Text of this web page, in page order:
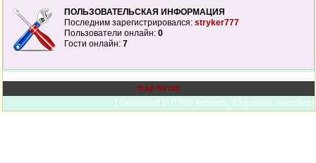
ПОЛЬЗОВАТЕЛЬСКАЯ ИНФОРМАЦИЯ
Последним зарегистрировался: stryker777
Пользователи онлайн: 0
Гости онлайн: 7
map forum
[ Generated in 0.098 seconds, 43 queries executed ]